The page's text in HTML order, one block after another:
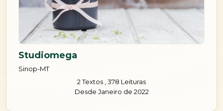
Studiomega
Sinop-MT
2 Textos , 378 Leituras
Desde Janeiro de 2022